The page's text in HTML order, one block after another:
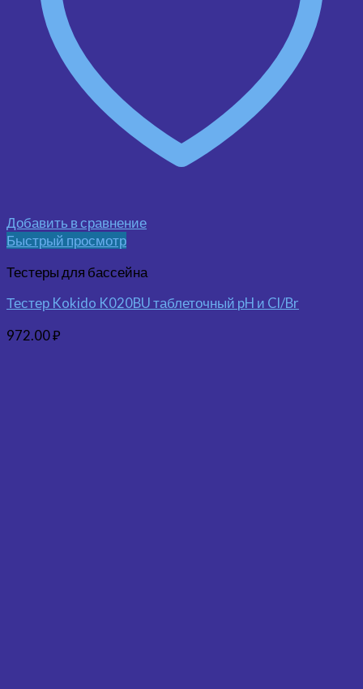
Добавить в сравнение
Быстрый просмотр
Тестеры для бассейна
Тестер Kokido K020BU таблеточный pH и Cl/Br
972.00₽